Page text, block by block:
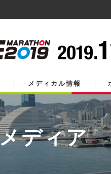
メディカル情報
ディア